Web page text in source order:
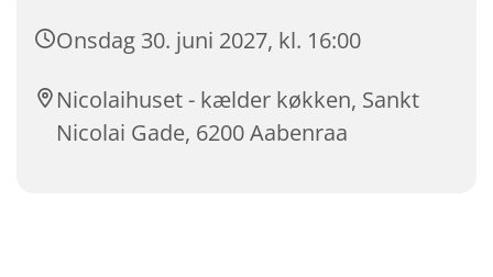
Onsdag 30. juni 2027, kl. 16:00
Nicolaihuset - kælder køkken, Sankt
Nicolai Gade, 6200 Aabenraa